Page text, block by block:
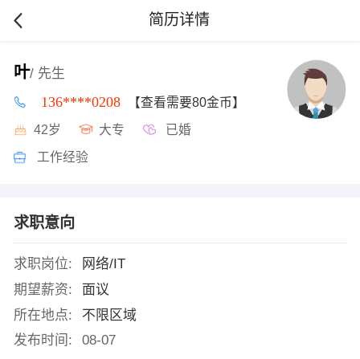
简历详情
叶/ 先生
136****0208 【查看需要80金币】
42岁 大专 已婚
工作经验
求职意向
求职岗位:
网络/IT
期望薪资:
面议
所在地点:
不限区域
发布时间:
08-07